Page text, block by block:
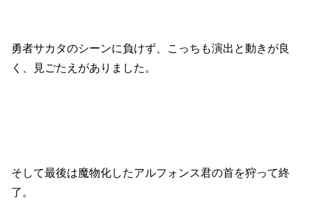
勇者サカタのシーンに負けず、こっちも演出と動きが良
く、見ごたえがありました。
そして最後は魔物化したアルフォンス君の首を狩って終
了。